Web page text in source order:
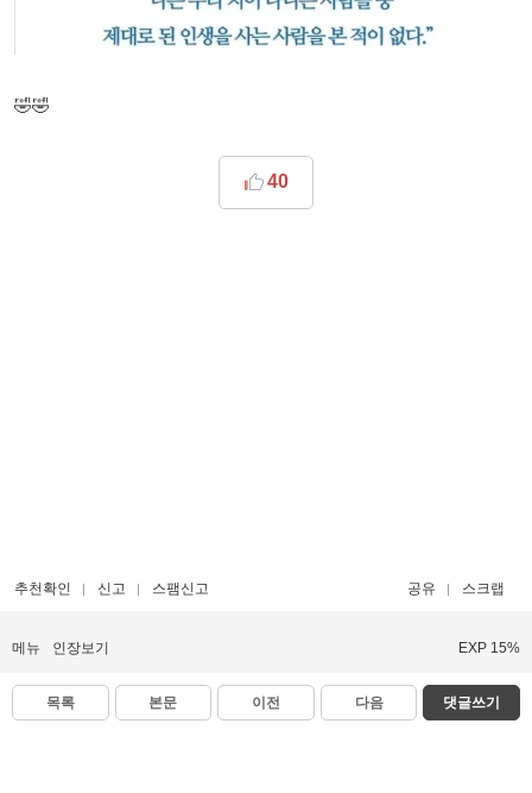
🤣🤣
40
추천확인 신고 스팸신고 공유 스크랩
메뉴 인장보기 EXP 15%
목록 본문 이전 다음 댓글쓰기